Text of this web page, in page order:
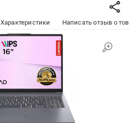
Характеристики Написать отзыв о